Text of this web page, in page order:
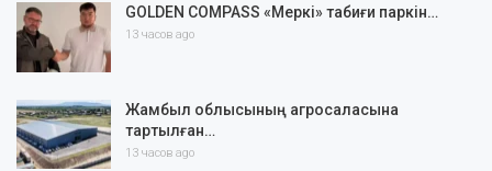
GOLDEN COMPASS «Меркі» табиғи паркін…
13 часов ago
Жамбыл облысының агросаласына
тартылған…
13 часов ago